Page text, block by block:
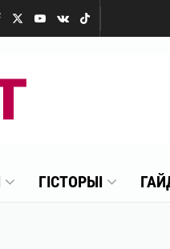
ГІСТОРЫІ